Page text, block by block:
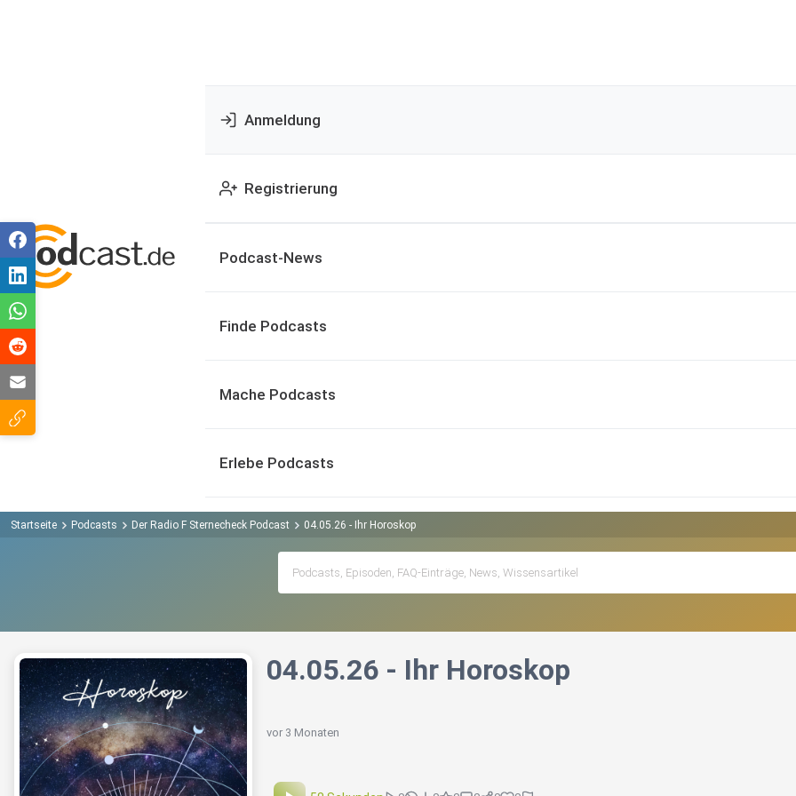
Anmeldung
Registrierung
Podcast-News
Finde Podcasts
Mache Podcasts
Erlebe Podcasts
Startseite Podcasts Der Radio F Sternecheck Podcast 04.05.26 - Ihr Horoskop
04.05.26 - Ihr Horoskop
vor 3 Monaten